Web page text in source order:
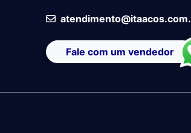
Fale com um vendedor